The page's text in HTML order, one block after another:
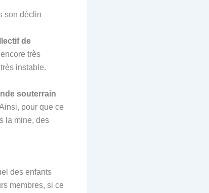
son déclin
de
très
instable.
souterrain
pour que ce
la mine, des
des enfants
membres, si ce